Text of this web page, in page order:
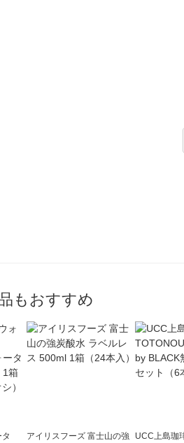
もおすすめ
アイリスフーズ 富士山の強
UCC上島珈